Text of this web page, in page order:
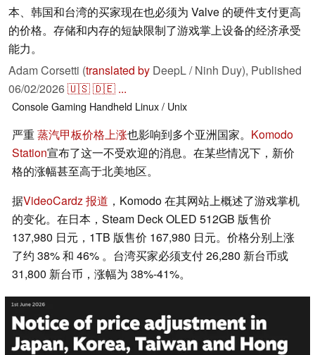
本、韩国和台湾的买家现在也必须为 Valve 的硬件支付更高
的价格。存储和内存的短缺限制了游戏掌上设备的经济承受
能力。
Adam Corsetti (translated by DeepL / Ninh Duy), Published
06/02/2026🇺🇸🇩🇪 ...
ConsoleGaming Handheld Linux / Unix
严重蒸汽甲板价格上涨也影响到多个亚洲国家。 Komodo
Station宣布了这一不受欢迎的消息。在某些情况下，新价
格的涨幅甚至高于北美地区。
据VideoCardz 报道 ，Komodo 在其网站上概述了游戏掌机
的变化。在日本，Steam Deck OLED 512GB 版售价
137,980 日元，1TB 版售价 167,980 日元。价格分别上涨
了约 38% 和 46% 。台湾买家必须支付 26,280 新台币或
31,800 新台币，涨幅为 38%-41%。